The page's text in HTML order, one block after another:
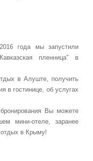
года мы запустили
пленница" в
в Алуште, получить
в гостинице, об услугах
Вы можете
мини-отеле, заранее
отдых в Крыму!